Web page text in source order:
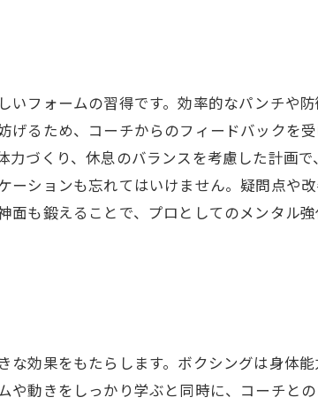
フォームの習得です。効率的なパンチや
るため、コーチからのフィードバックを
づくり、休息のバランスを考慮した計画
ションも忘れてはいけません。疑問点や
も鍛えることで、プロとしてのメンタル
効果をもたらします。ボクシングは身体
動きをしっかり学ぶと同時に、コーチと